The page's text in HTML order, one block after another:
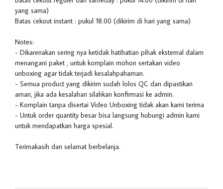
yang sama)
Batas cekout instant : pukul 18.00 (dikirim di hari yang sama)
Notes:
- Dikarenakan sering nya ketidak hatihatian pihak eksternal dalam
menangani paket , untuk komplain mohon sertakan video
unboxing agar tidak terjadi kesalahpahaman.
- Semua product yang dikirim sudah lolos QC dan dipastikan
aman, jika ada kesalahan silahkan konfirmasi ke admin.
- Komplain tanpa disertai Video Unboxing tidak akan kami terima
- Untuk order quantity besar bisa langsung hubungi admin kami
untuk mendapatkan harga spesial.
Terimakasih dan selamat berbelanja.